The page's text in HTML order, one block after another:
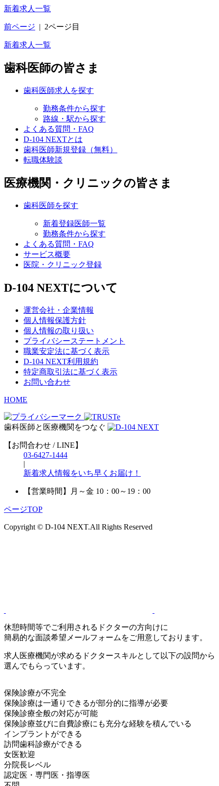
新着求人一覧
前ページ 2ページ目
新着求人一覧
歯科医師の皆さま
歯科医師求人を探す
勤務条件から探す
路線・駅から探す
よくある質問・FAQ
D-104 NEXTとは
歯科医師新規登録（無料）
転職体験談
医療機関・クリニックの皆さま
歯科医師を探す
新着登録医師一覧
勤務条件から探す
よくある質問・FAQ
サービス概要
医院・クリニック登録
D-104 NEXTについて
運営会社・企業情報
個人情報保護方針
個人情報の取り扱い
プライバシーステートメント
職業安定法に基づく表示
D-104 NEXT利用規約
特定商取引法に基づく表示
お問い合わせ
HOME
歯科医師と医療機関をつなぐ
【お問合わせ / LINE】
03-6427-1444
|
新着求人情報をいち早くお届け！
【営業時間】 月～金 10：00～19：00
ページTOP
Copyright © D-104 NEXT.All Rights Reserved
休憩時間等でご利用されるドクターの方向けに
簡易的な面談希望メールフォームをご用意しております。
求人医療機関が求めるドクタースキルとして以下の設問から
選んでもらっています。
保険診療が不完全
保険診療は一通りできるが部分的に指導が必要
保険診療全般の対応が可能
保険診療並びに自費診療にも充分な経験を積んでいる
インプラントができる
訪問歯科診療ができる
女医歓迎
分院長レベル
認定医・専門医・指導医